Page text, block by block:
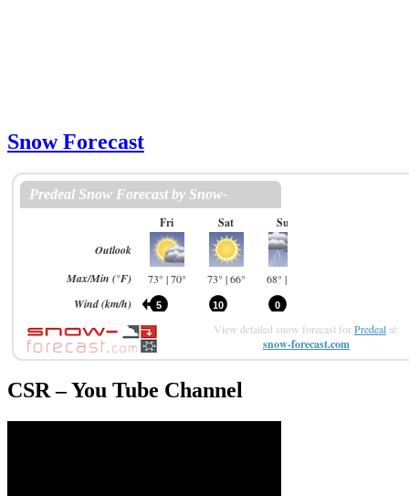
Snow Forecast
View detailed snow forecast forPredeal at:
snow-forecast.com
CSR – You Tube Channel